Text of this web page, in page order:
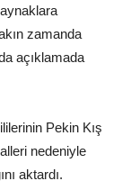
zamanda
açıklamada
Pekin Kış
nedeniyle
aktardı.